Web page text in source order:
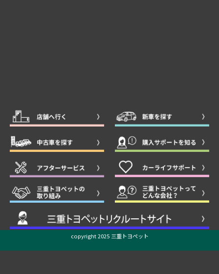
copyright 2025 三重トヨペット